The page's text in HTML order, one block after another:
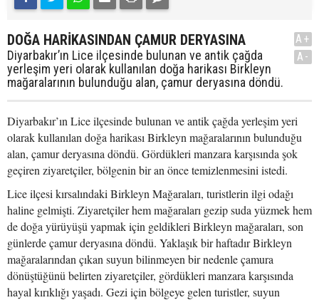
DOĞA HARİKASINDAN ÇAMUR DERYASINA
Diyarbakır’ın Lice ilçesinde bulunan ve antik çağda
yerleşim yeri olarak kullanılan doğa harikası Birkleyn
mağaralarının bulunduğu alan, çamur deryasına döndü.
A+
A-
Diyarbakır’ın Lice ilçesinde bulunan ve antik çağda yerleşim yeri
olarak kullanılan doğa harikası Birkleyn mağaralarının bulunduğu
alan, çamur deryasına döndü. Gördükleri manzara karşısında şok
geçiren ziyaretçiler, bölgenin bir an önce temizlenmesini istedi.
Lice ilçesi kırsalındaki Birkleyn Mağaraları, turistlerin ilgi odağı
haline gelmişti. Ziyaretçiler hem mağaraları gezip suda yüzmek hem
de doğa yürüyüşü yapmak için geldikleri Birkleyn mağaraları, son
günlerde çamur deryasına döndü. Yaklaşık bir haftadır Birkleyn
mağaralarından çıkan suyun bilinmeyen bir nedenle çamura
dönüştüğünü belirten ziyaretçiler, gördükleri manzara karşısında
hayal kırıklığı yaşadı. Gezi için bölgeye gelen turistler, suyun